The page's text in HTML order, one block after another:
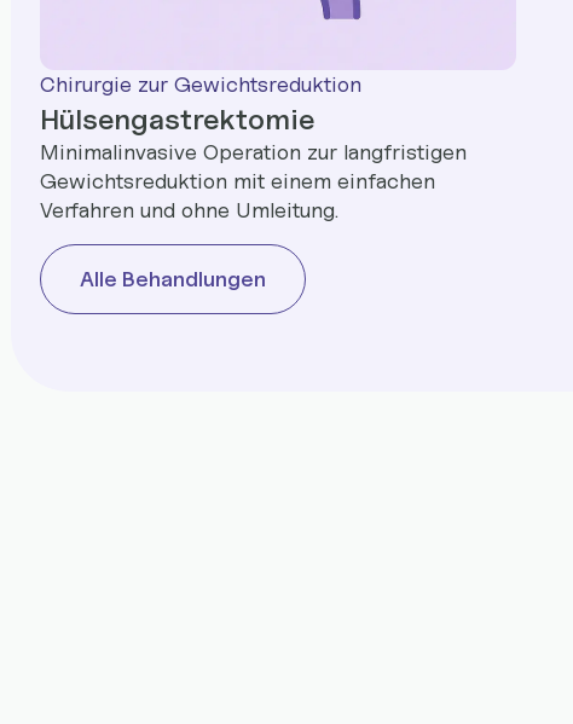
Chirurgie zur Gewichtsreduktion
Hülsengastrektomie
Minimalinvasive Operation zur langfristigen
Gewichtsreduktion mit einem einfachen
Verfahren und ohne Umleitung.
Alle Behandlungen